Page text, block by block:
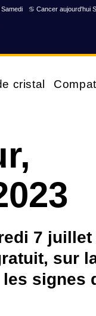
♋ Cancer aujourd'hui
cristal
7 juillet
sur
signes